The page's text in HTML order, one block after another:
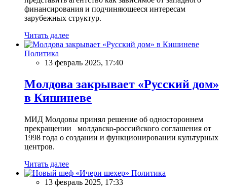
финансирования и подчиняющееся интересам
зарубежных структур.
Читать далее
Политика
13 февраль 2025, 17:40
Молдова закрывает «Русский дом»
в Кишиневе
МИД Молдовы принял решение об одностороннем
прекращении молдавско-российского соглашения от
1998 года о создании и функционировании культурных
центров.
Читать далее
Политика
13 февраль 2025, 17:33